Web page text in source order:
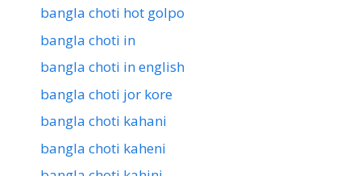
bangla choti hot golpo
bangla choti in
bangla choti in english
bangla choti jor kore
bangla choti kahani
bangla choti kaheni